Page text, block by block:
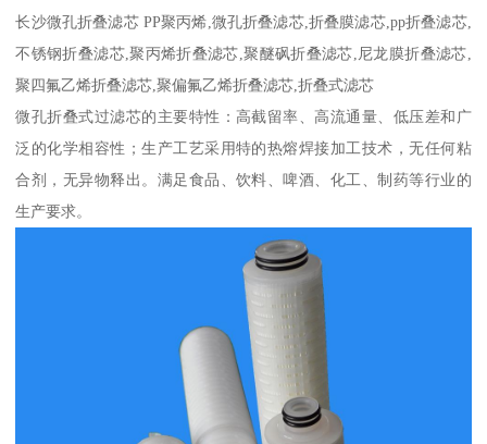
长沙微孔折叠滤芯 PP聚丙烯 ,微孔折叠滤芯,折叠膜滤芯,pp折叠滤芯,
不锈钢折叠滤芯,聚丙烯折叠滤芯,聚醚砜折叠滤芯,尼龙膜折叠滤芯,
聚四氟乙烯折叠滤芯,聚偏氟乙烯折叠滤芯,折叠式滤芯
微孔折叠式过滤芯的主要特性：高截留率、高流通量、低压差和广
泛的化学相容性；生产工艺采用特的热熔焊接加工技术，无任何粘
合剂，无异物释出。满足食品、饮料、啤酒、化工、制药等行业的
生产要求。